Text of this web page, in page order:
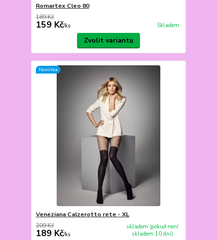
Romartex Cleo 80
189 Kč
159 Kč/ks Skladem
Zvolit variantu
Novinka
Veneziana Calzerotto rete - XL
209 Kč
189 Kč/ks
skladem (pokud není
skladem 10 dní)